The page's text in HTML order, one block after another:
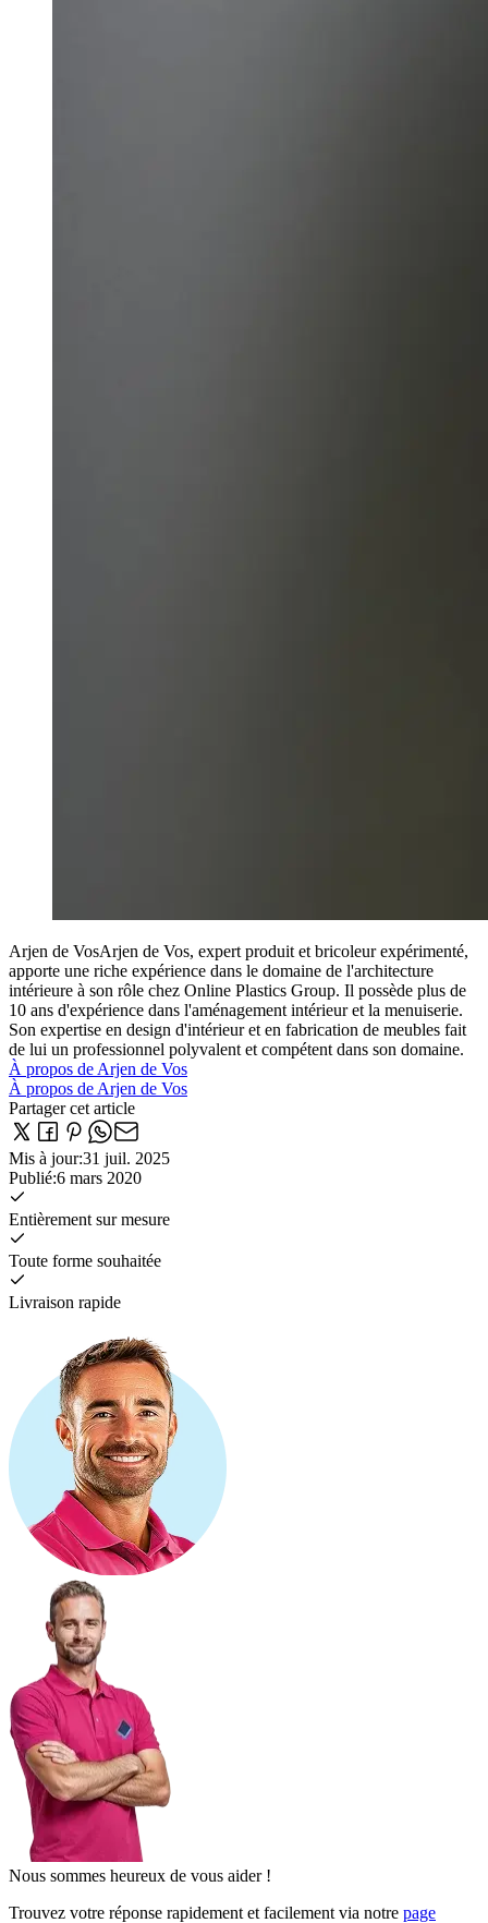
Arjen de VosArjen de Vos, expert produit et bricoleur expérimenté,
apporte une riche expérience dans le domaine de l'architecture
intérieure à son rôle chez Online Plastics Group. Il possède plus de
10 ans d'expérience dans l'aménagement intérieur et la menuiserie.
Son expertise en design d'intérieur et en fabrication de meubles fait
de lui un professionnel polyvalent et compétent dans son domaine.
À propos de Arjen de Vos
À propos de Arjen de Vos
Partager cet article
Mis à jour:31 juil. 2025
Publié:6 mars 2020
Entièrement sur mesure
Toute forme souhaitée
Livraison rapide
Nous sommes heureux de vous aider !
Trouvez votre réponse rapidement et facilement via notre page